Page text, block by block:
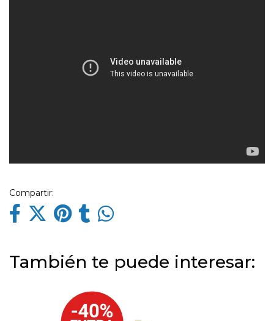
Compartir:
También te puede interesar: